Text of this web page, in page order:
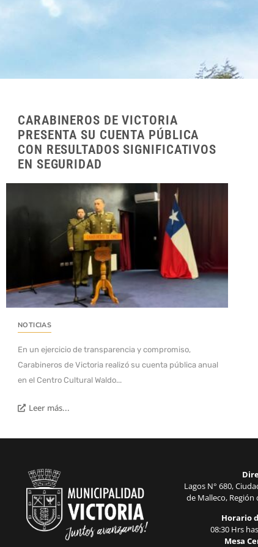
CARABINEROS DE VICTORIA
PRESENTA SU CUENTA PÚBLICA
CON RESULTADOS SIGNIFICATIVOS
EN SEGURIDAD
NOTICIAS
En un ejercicio de transparencia y compromiso,
Carabineros de Victoria realizó su cuenta pública anual
en el Centro Cultural Waldo...
Leer más...
Lagos N° 680,
de Malleco, Región
Horario
08:30 Hrs
Mesa